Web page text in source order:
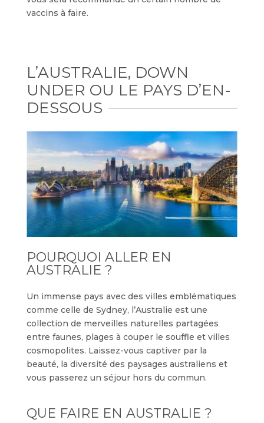
vaccins à faire.
L’AUSTRALIE, DOWN
UNDER OU LE PAYS D’EN-
DESSOUS
POURQUOI ALLER EN
AUSTRALIE ?
Un immense pays avec des villes emblématiques
comme celle de Sydney, l’Australie est une
collection de merveilles naturelles partagées
entre faunes, plages à couper le souffle et villes
cosmopolites. Laissez-vous captiver par la
beauté, la diversité des paysages australiens et
vous passerez un séjour hors du commun.
QUE FAIRE EN AUSTRALIE ?